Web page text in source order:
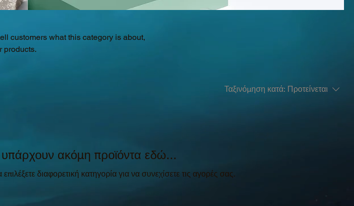
customers what this category is about,
products.
Ταξινόμηση κατά: Προτείνεται
ακόμη προϊόντα εδώ...
διαφορετική κατηγορία για να συνεχίσετε τις αγορές σας.